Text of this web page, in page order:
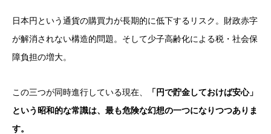
日本円という通貨の購買力が長期的に低下するリスク。財政赤字
が解消されない構造的問題。そして少子高齢化による税・社会保
障負担の増大。
この三つが同時進行している現在、
「円で貯金しておけば安心」
という昭和的な常識は、最も危険な幻想の一つになりつつありま
す。